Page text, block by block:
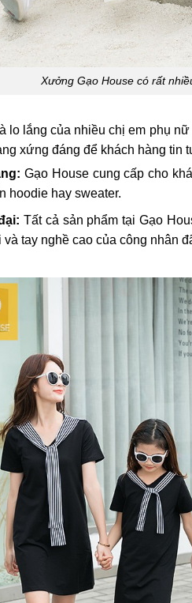
Xưởng Gạo House có rất
lo lắng của nhiều chị em phụ
xứng đáng để khách hàng tin
Gạo House cung cấp cho
hoodie hay sweater.
Tất cả sản phẩm tại Gạo
tay nghề cao của công nhân